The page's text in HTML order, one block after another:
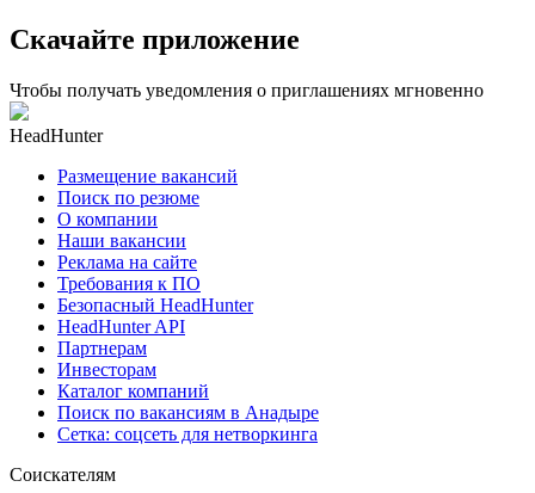
Скачайте приложение
Чтобы получать уведомления о приглашениях мгновенно
HeadHunter
Размещение вакансий
Поиск по резюме
О компании
Наши вакансии
Реклама на сайте
Требования к ПО
Безопасный HeadHunter
HeadHunter API
Партнерам
Инвесторам
Каталог компаний
Поиск по вакансиям в Анадыре
Сетка: соцсеть для нетворкинга
Соискателям